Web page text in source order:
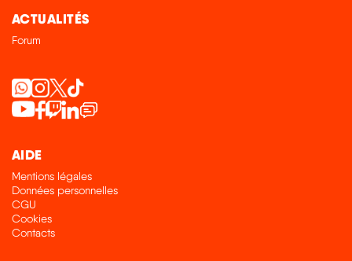
ACTUALITÉS
Forum
AIDE
Mentions légales
Données personnelles
CGU
Cookies
Contacts